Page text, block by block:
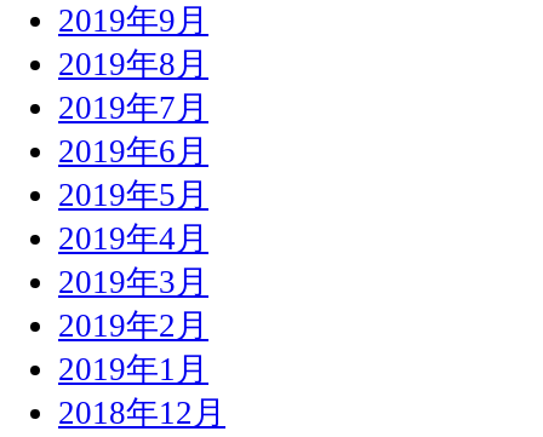
2019年9月
2019年8月
2019年7月
2019年6月
2019年5月
2019年4月
2019年3月
2019年2月
2019年1月
2018年12月